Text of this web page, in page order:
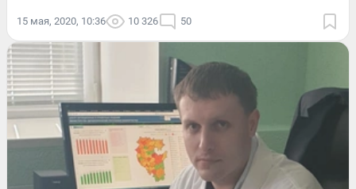
15 мая, 2020, 10:36 10 326 50